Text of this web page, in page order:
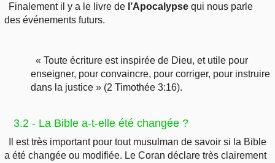
Finalement il y a le livre de l’Apocalypse qui nous parle
des événements futurs.
« Toute écriture est inspirée de Dieu, et utile pour
enseigner, pour convaincre, pour corriger, pour instruire
dans la justice » (2 Timothée 3:16).
3.2 - La Bible a-t-elle été changée ?
Il est très important pour tout musulman de savoir si la Bible
a été changée ou modifiée. Le Coran déclare très clairement